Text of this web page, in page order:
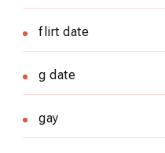
flirt date
g date
gay